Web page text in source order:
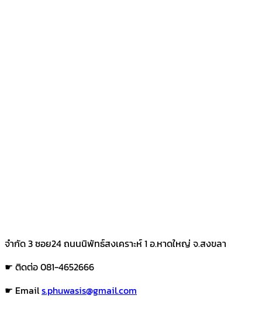
จำกัด 3 ซอย24 ถนนนิพัทธ์สงเคราะห์ 1 อ.หาดใหญ่ จ.สงขลา
☛ ติดต่อ 081-4652666
☛ Emails.phuwasis@gmail.com